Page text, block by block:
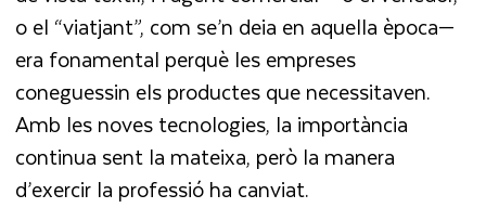
o el “viatjant”, com se’n deia en aquella època—
era fonamental perquè les empreses
coneguessin els productes que necessitaven.
Amb les noves tecnologies, la importància
continua sent la mateixa, però la manera
d’exercir la professió ha canviat.